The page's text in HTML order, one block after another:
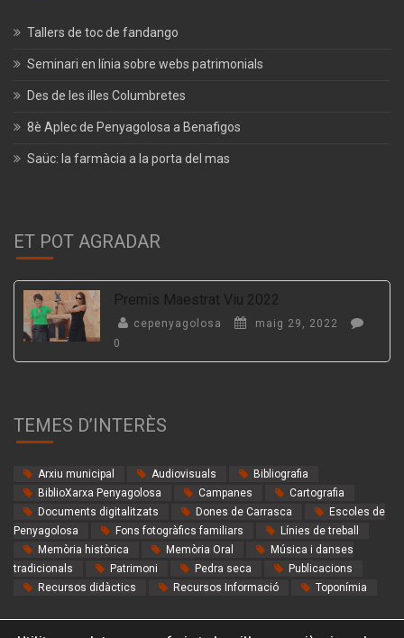
Tallers de toc de fandango
Seminari en línia sobre webs patrimonials
Des de les illes Columbretes
8è Aplec de Penyagolosa a Benafigos
Saüc: la farmàcia a la porta del mas
ET POT AGRADAR
Premis Maestrat Viu 2022
cepenyagolosa
maig 29, 2022
0
TEMES D’INTERÈS
Arxiu municipal Audiovisuals
Bibliografia
BiblioXarxa Penyagolosa
Campanes
Cartografia
Documents digitalitzats
Dones de Carrasca
Escoles de
Penyagolosa
Fons fotogràfics familiars
Línies de treball
Memòria històrica
Memòria Oral
Música i danses
tradicionals
Patrimoni Pedra seca
Publicacions
Recursos didàctics
Recursos Informació Toponímia